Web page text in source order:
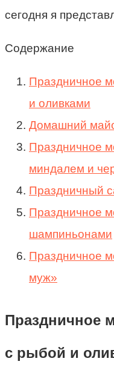
сегодня я
Содержание
Праздничное
и оливками
Домашний
Праздничное
миндалем и
Праздничный
Праздничное
шампиньонами
Праздничное
муж»
Праздничное
с рыбой и